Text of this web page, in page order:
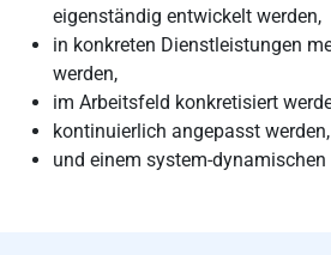
eigenständig entwickelt werden,
in konkreten Dienstleistungen
werden,
im Arbeitsfeld konkretisiert
kontinuierlich angepasst werden,
und einem system-